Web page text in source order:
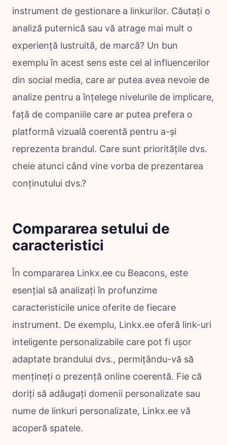
instrument de gestionare a linkurilor. Căutați o
analiză puternică sau vă atrage mai mult o
experiență lustruită, de marcă? Un bun
exemplu în acest sens este cel al influencerilor
din social media, care ar putea avea nevoie de
analize pentru a înțelege nivelurile de implicare,
față de companiile care ar putea prefera o
platformă vizuală coerentă pentru a-și
reprezenta brandul. Care sunt prioritățile dvs.
cheie atunci când vine vorba de prezentarea
conținutului dvs.?
Compararea setului de
caracteristici
În compararea Linkx.ee cu Beacons, este
esențial să analizați în profunzime
caracteristicile unice oferite de fiecare
instrument. De exemplu, Linkx.ee oferă link-uri
inteligente personalizabile care pot fi ușor
adaptate brandului dvs., permițându-vă să
mențineți o prezență online coerentă. Fie că
doriți să adăugați domenii personalizate sau
nume de linkuri personalizate, Linkx.ee vă
acoperă spatele.